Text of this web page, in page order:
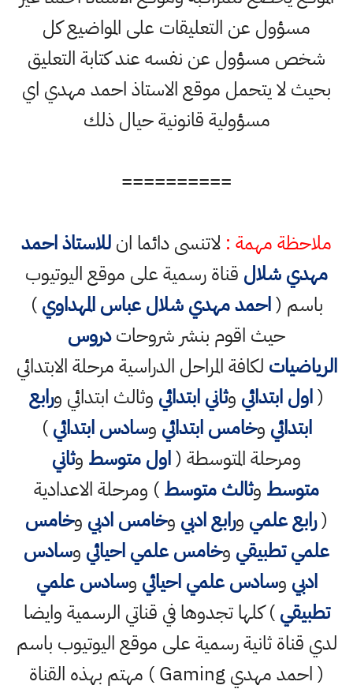
مسؤول عن التعليقات على المواضيع كل
شخص مسؤول عن نفسه عند كتابة التعليق
بحيث لا يتحمل موقع الاستاذ احمد مهدي اي
مسؤولية قانونية حيال ذلك
==========
ملاحظة مهمة : لاتنسى دائما انللاستاذ احمد
مهدي شلال قناة رسمية على موقع اليوتيوب
باسم (احمد مهدي شلال عباس المهداوي)
حيث اقوم بنشر شروحاتدروس
الرياضيات لكافة المراحل الدراسية مرحلة الابتدائي
(اول ابتدائي وثاني ابتدائي وثالث ابتدائي ورابع
ابتدائي وخامس ابتدائي وسادس ابتدائي)
ومرحلة المتوسطة (اول متوسط وثاني
متوسط وثالث متوسط) ومرحلة الاعدادية
(رابع علمي ورابع ادبي وخامس ادبي وخامس
علمي تطبيقي وخامس علمي احيائي وسادس
ادبي وسادس علمي احيائي وسادس علمي
تطبيقي) كلها تجدوها في قناتي الرسمية وايضا
لدي قناة ثانية رسمية على موقع اليوتيوب باسم
( احمد مهدي Gaming ) مهتم بهذه القناة